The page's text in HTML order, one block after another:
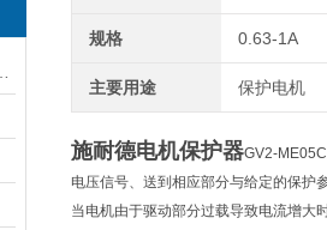
规格 0.63-1A
主要用途 保护电机
施耐德电机保护器GV2-
电压信号、送到相应部分与给定的保护
当电机由于驱动部分过载导致电流增大